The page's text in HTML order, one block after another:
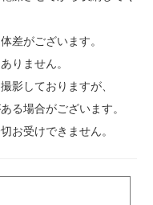
差がございます。
りません。
影しておりますが、
る場合がございます。
お受けできません。